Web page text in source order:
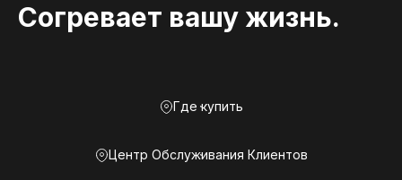
Согревает вашу жизнь.
Где купить
Центр Обслуживания Клиентов